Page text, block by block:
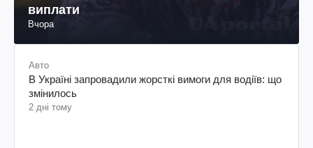
виплати
Вчора
Авто
В Україні запровадили жорсткі вимоги для водіїв: що
змінилось
2 дні тому